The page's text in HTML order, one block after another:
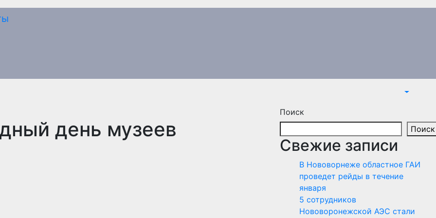
день музеев
Поиск
Поиск
Свежие записи
В Нововорнеже областное ГАИ
проведет рейды в течение
января
5 сотрудников
Нововоронежской АЭС стали